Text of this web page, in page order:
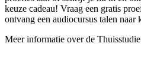
keuze cadeau! Vraag een gratis
ontvang een audiocursus talen naar
Meer informatie over de